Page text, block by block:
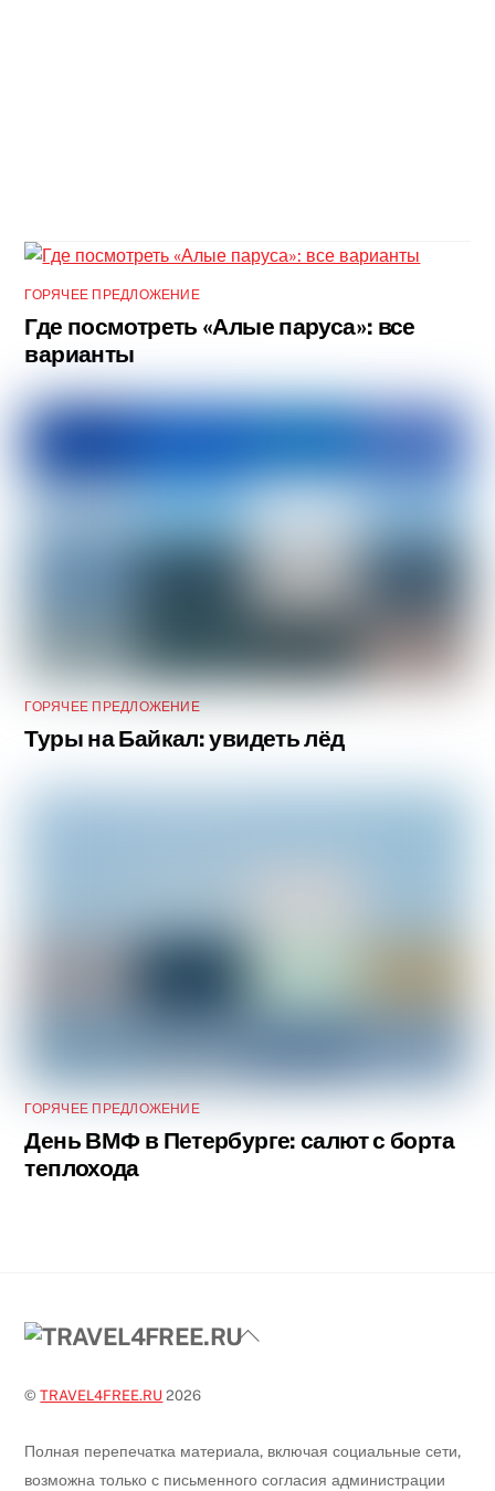
ГОРЯЧЕЕ ПРЕДЛОЖЕНИЕ
Где посмотреть «Алые паруса»: все
варианты
ГОРЯЧЕЕ ПРЕДЛОЖЕНИЕ
Туры на Байкал: увидеть лёд
ГОРЯЧЕЕ ПРЕДЛОЖЕНИЕ
День ВМФ в Петербурге: салют с борта
теплохода
Back
©TRAVEL4FREE.RU 2026
Полная перепечатка материала, включая социальные сети,
возможна только с письменного согласия администрации